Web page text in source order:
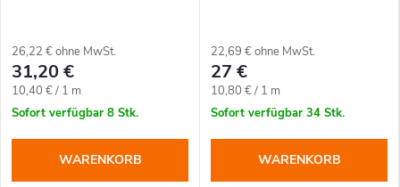
26,22 € ohne MwSt.
31,20 €
Verkaufspreis:
10,40 € / 1 m
Sofort verfügbar 8 Stk.
WARENKORB
22,69 € ohne MwSt.
27 €
Verkaufspreis:
10,80 € / 1 m
Sofort verfügbar 34 Stk.
WARENKORB